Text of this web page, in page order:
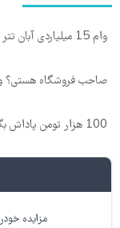
وام 15 میلیاردی آبان تتر | فوری، فقط با احراز هویت
صاحب فروشگاه هستی؟ وام تا ۳ میلیارد
100 هزار تومن پاداش بگیر | ثبت نام کن
مزایده